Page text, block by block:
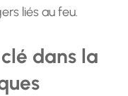
liés au feu.
dans la